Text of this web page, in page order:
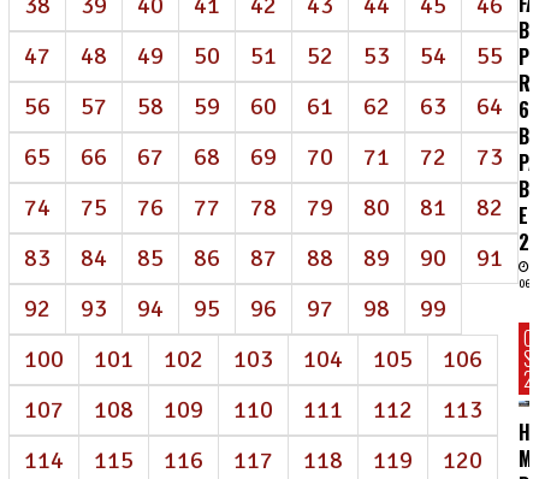
47
48 49 50 51 52 53 54
55
56
57 58 59 60 61 62 63
64
65
66 67 68 69 70 71 72
73
74
75 76 77 78 79 80 81
82
83
84 85 86 87 88 89 90
91
92
93 94 95 96 97 98
99
100
101 102 103 104 105
106
107
108 109 110 111 112
113
114
115 116 117 118 119
120
06/